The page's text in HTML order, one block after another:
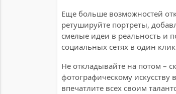
Еще больше возможностей
ретушируйте портреты,
смелые идеи в реальность и
социальных сетях в один
Не откладывайте на потом –
фотографическому
впечатлите всех своим